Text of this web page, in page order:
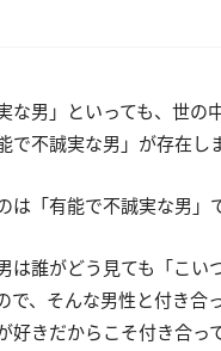
な男」といっても、世の
で不誠実な男」が存在し
は「有能で不誠実な男」
は誰がどう見ても「こい
で、そんな男性と付き合
好きだからこそ付き合っ